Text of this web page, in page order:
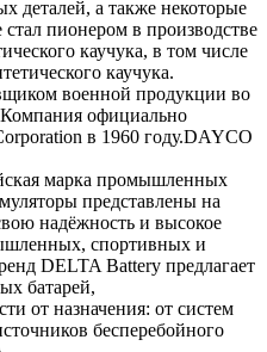
деталей, а также некоторые
пионером в производстве
каучука, в том числе
каучука.
военной продукции во
официально
в 1960 году.DAYCO
марка промышленных
представлены на
надёжность и высокое
спортивных и
DELTA Battery предлагает
батарей,
от назначения: от систем
бесперебойного